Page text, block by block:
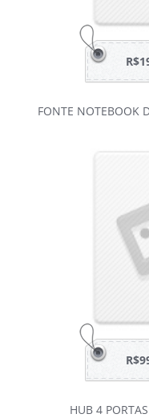
FONTE NOTEBOOK
HUB 4